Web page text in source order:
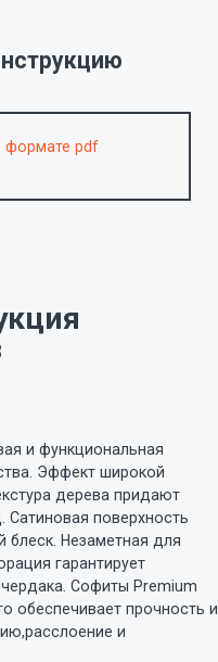
формате pdf
и функциональная
Эффект широкой
дерева придают
Сатиновая поверхность
блеск. Незаметная для
гарантирует
Софиты Premium
обеспечивает прочность и
расслоение и